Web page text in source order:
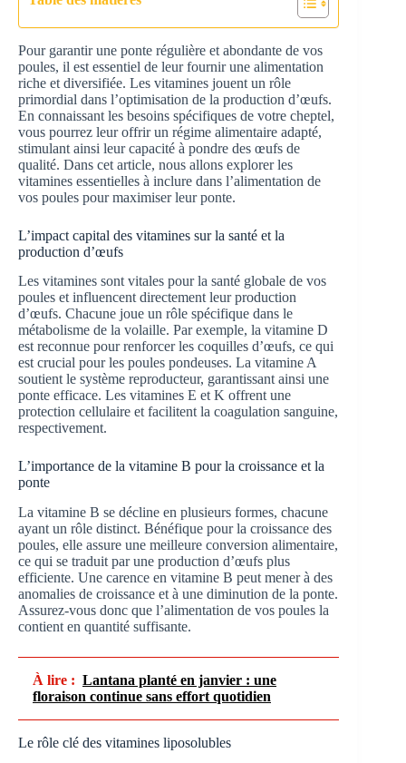
Pour garantir une ponte régulière et abondante de vos
poules, il est essentiel de leur fournir une alimentation
riche et diversifiée. Les vitamines jouent un rôle
primordial dans l’optimisation de la production d’œufs.
En connaissant les besoins spécifiques de votre cheptel,
vous pourrez leur offrir un régime alimentaire adapté,
stimulant ainsi leur capacité à pondre des œufs de
qualité. Dans cet article, nous allons explorer les
vitamines essentielles à inclure dans l’alimentation de
vos poules pour maximiser leur ponte.
L’impact capital des vitamines sur la santé et la
production d’œufs
Les vitamines sont vitales pour la santé globale de vos
poules et influencent directement leur production
d’œufs. Chacune joue un rôle spécifique dans le
métabolisme de la volaille. Par exemple, la vitamine D
est reconnue pour renforcer les coquilles d’œufs, ce qui
est crucial pour les poules pondeuses. La vitamine A
soutient le système reproducteur, garantissant ainsi une
ponte efficace. Les vitamines E et K offrent une
protection cellulaire et facilitent la coagulation sanguine,
respectivement.
L’importance de la vitamine B pour la croissance et la
ponte
La vitamine B se décline en plusieurs formes, chacune
ayant un rôle distinct. Bénéfique pour la croissance des
poules, elle assure une meilleure conversion alimentaire,
ce qui se traduit par une production d’œufs plus
efficiente. Une carence en vitamine B peut mener à des
anomalies de croissance et à une diminution de la ponte.
Assurez-vous donc que l’alimentation de vos poules la
contient en quantité suffisante.
À lire : Lantana planté en janvier : une
floraison continue sans effort quotidien
Le rôle clé des vitamines liposolubles